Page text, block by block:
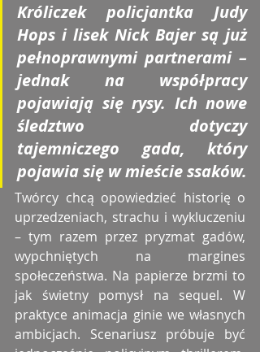
Króliczek policjantka Judy
Hops i lisek Nick Bajer są już
pełnoprawnymi partnerami –
jednak na współpracy
pojawiają się rysy. Ich nowe
śledztwo dotyczy
tajemniczego gada, który
pojawia się w mieście ssaków.
Twórcy chcą opowiedzieć historię o
uprzedzeniach, strachu i wykluczeniu
– tym razem przez pryzmat gadów,
wypchniętych na margines
społeczeństwa. Na papierze brzmi to
jak świetny pomysł na sequel. W
praktyce animacja ginie we własnych
ambicjach. Scenariusz próbuje być